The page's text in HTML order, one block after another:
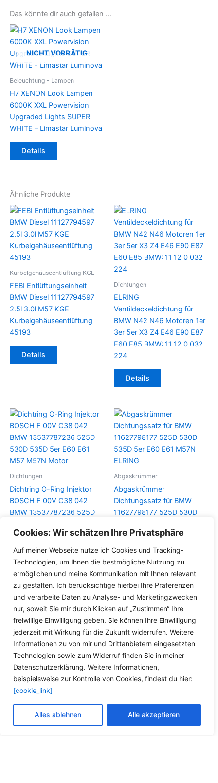
Cookies: Wir schätzen Ihre Privatsphäre
Auf meiner Webseite nutze ich Cookies und Tracking-
Technologien, um Ihnen die bestmögliche Nutzung zu
ermöglichen und meine Kommunikation mit Ihnen relevant
zu gestalten. Ich berücksichtige hierbei Ihre Präferenzen
und verarbeite Daten zu Analyse- und Marketingzwecken
nur, soweit Sie mir durch Klicken auf „Zustimmen“ Ihre
freiwillige Einwilligung geben. Sie können Ihre Einwilligung
jederzeit mit Wirkung für die Zukunft widerrufen. Weitere
Informationen zu von mir und Drittanbietern eingesetzten
Technologien sowie zum Widerruf finden Sie in meiner
Datenschutzerklärung. Weitere Informationen,
beispielsweise zur Kontrolle von Cookies, findest du hier:
[cookie_link]
Alles ablehnen Alle akzeptieren
Das könnte dir auch gefallen …
NICHT VORRÄTIG
Beleuchtung - Lampen
H7 XENON Look Lampen
6000K XXL Powervision
Upgraded Lights SUPER
WHITE – Limastar Luminova
Details
Ähnliche Produkte
Kurbelgehäuseentlüftung KGE
FEBI Entlüftungseinheit
BMW Diesel 11127794597
2.5l 3.0l M57 KGE
Kurbelgehäuseentlüftung
45193
Details
Dichtungen
ELRING
Ventildeckeldichtung für
BMW N42 N46 Motoren 1er
3er 5er X3 Z4 E46 E90 E87
E60 E85 BMW: 11 12 0 032
224
Details
Dichtungen
Dichtring O-Ring Injektor
BOSCH F 00V C38 042
BMW 13537787236 525D
M57 M57N Motor
Details
Abgaskrümmer
Abgaskrümmer
Dichtungssatz für BMW
11627798177 525D 530D
ELRING
Details
Copyright © 2026 Versandhandel für Fahrzeugteile, Ersatzteile
für: SMART BMW VW - Zubehör für Werkstätten.
Vertrag widerrufen